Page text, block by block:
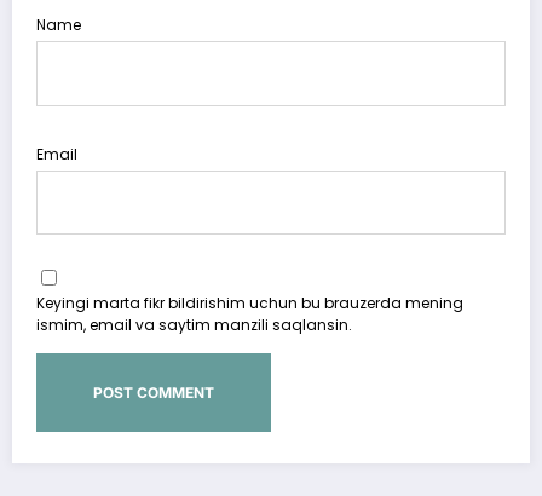
Name
Email
Keyingi marta fikr bildirishim uchun bu brauzerda mening
ismim, email va saytim manzili saqlansin.